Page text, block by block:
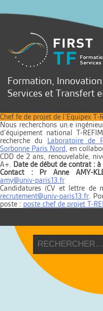
Formation,
Services et Transfert
Chef.fe de projet de l’Equipex T-
Nous recherchons un.e
d’équipement national T-
recherche du
Laboratoire de
Sorbonne Paris Nord, en
CDD de 2 ans, renouvelable,
A+. Date de début de contrat : à
Contact : Pr Anne AMY-
amy@univ-paris13.fr
Candidatures (CV et lettre de
recrutement@univ-paris13.fr.
poste : poste chef de projet T-